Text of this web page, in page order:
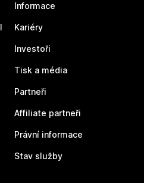
Informace
Kariéry
Investoři
Tisk a média
Partneři
Affiliate partneři
Právní informace
Stav služby